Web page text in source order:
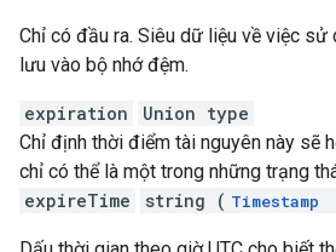
Chỉ có đầu ra. Siêu dữ liệu về việc
lưu vào bộ nhớ đệm.
expiration
Union type
Chỉ định thời điểm tài nguyên này sẽ
chỉ có thể là một trong những trạng
expireTime
string ( Timestamp